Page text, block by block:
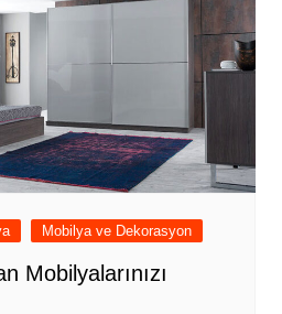
Mobilya ve Dekorasyon
Mobilyalarınızı